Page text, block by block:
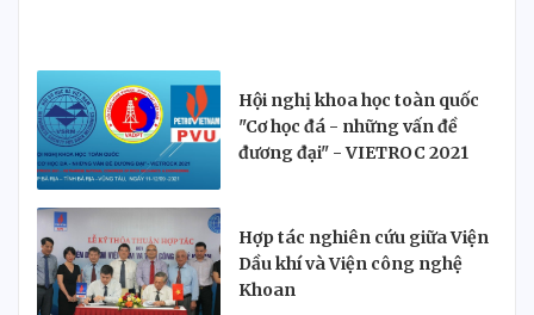
Hội nghị khoa học toàn quốc
"Cơ học đá - những vấn đề
đương đại" - VIETROC 2021
Hợp tác nghiên cứu giữa Viện
Dầu khí và Viện công nghệ
Khoan